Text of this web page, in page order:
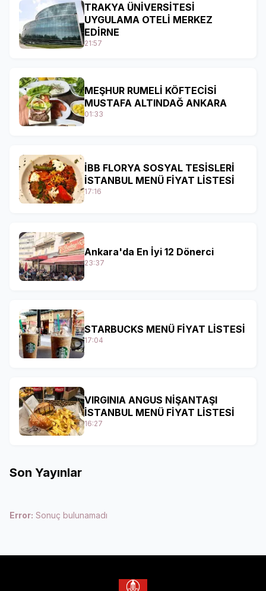
TRAKYA ÜNİVERSİTESİ
UYGULAMA OTELİ MERKEZ
EDİRNE
21:57
MEŞHUR RUMELİ KÖFTECİSİ
MUSTAFA ALTINDAĞ ANKARA
01:33
İBB FLORYA SOSYAL TESİSLERİ
İSTANBUL MENÜ FİYAT LİSTESİ
17:16
Ankara'da En İyi 12 Dönerci
23:37
STARBUCKS MENÜ FİYAT LİSTESİ
17:04
VIRGINIA ANGUS NİŞANTAŞI
İSTANBUL MENÜ FİYAT LİSTESİ
16:27
Son Yayınlar
Error: Sonuç bulunamadı